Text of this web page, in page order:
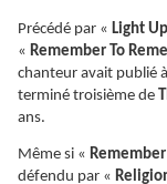
Précédé par « Light Up
« Remember To
chanteur avait publié
terminé troisième de
ans.
Même si «
défendu par «